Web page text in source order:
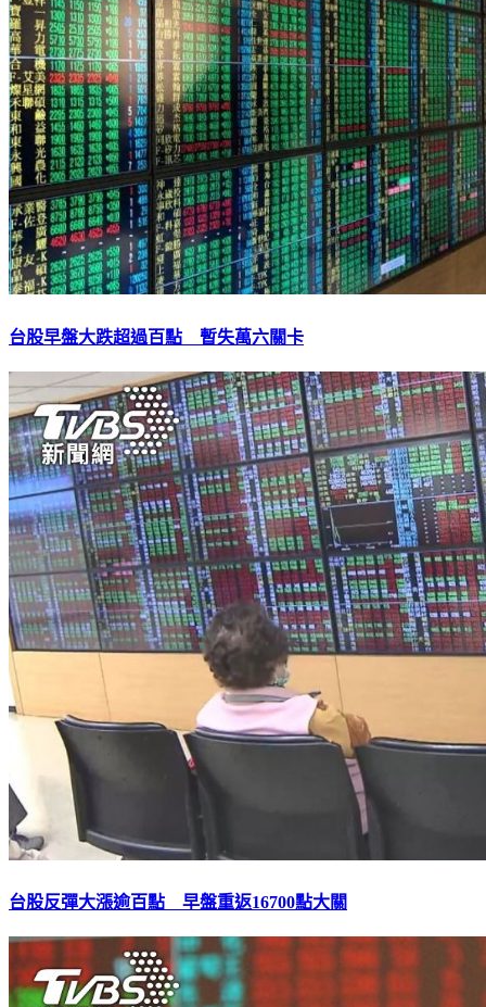
台股早盤大跌超過百點 暫失萬六關卡
台股反彈大漲逾百點 早盤重返16700點大關